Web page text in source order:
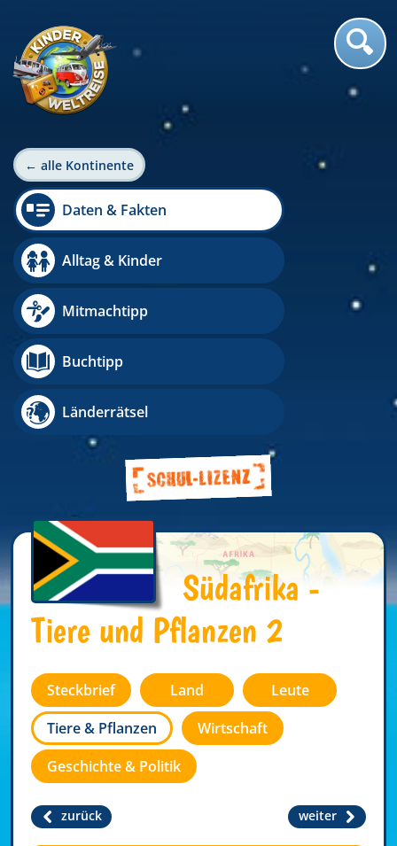
← alle Kontinente
Daten & Fakten
Alltag & Kinder
Mitmachtipp
Buchtipp
Länderrätsel
Südafrika -
Tiere und Pflanzen 2
Steckbrief Land
Leute
Tiere & Pflanzen
Wirtschaft
Geschichte & Politik
zurück weiter